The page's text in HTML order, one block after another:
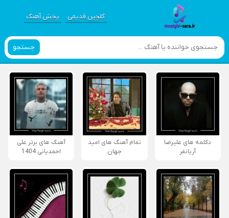
گلچین قدیمی پخش آهنگ
جستجو
دکلمه های علیرضا
آریانفر
تمام آهنگ های امید
جهان
آهنگ های برتر علی
احمدیانی 1404